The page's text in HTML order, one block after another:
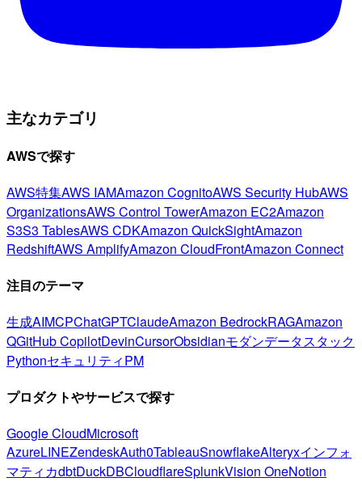
主なカテゴリ
AWSで探す
AWS特集AWS IAMAmazon CognitoAWS Security HubAWS
OrganizationsAWS Control TowerAmazon EC2Amazon
S3S3 TablesAWS CDKAmazon QuickSightAmazon
RedshiftAWS AmplifyAmazon CloudFrontAmazon Connect
注目のテーマ
生成AIMCPChatGPTClaudeAmazon BedrockRAGAmazon
QGitHub CopilotDevinCursorObsidianモダンデータスタック
PythonセキュリティPM
プロダクトやサービスで探す
Google CloudMicrosoft
AzureLINEZendeskAuth0TableauSnowflakeAlteryxインフォ
マティカdbtDuckDBCloudflareSplunkVision OneNotion